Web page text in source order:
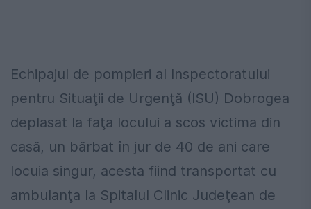
Echipajul de pompieri al Inspectoratului
pentru Situaţii de Urgenţă (ISU) Dobrogea
deplasat la faţa locului a scos victima din
casă, un bărbat în jur de 40 de ani care
locuia singur, acesta fiind transportat cu
ambulanţa la Spitalul Clinic Judeţean de